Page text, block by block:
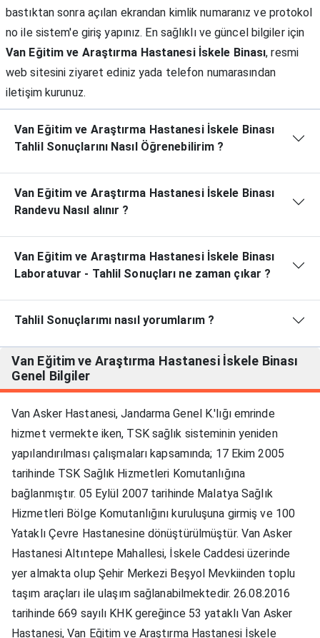
bastıktan sonra açılan ekrandan kimlik numaranız ve protokol
no ile sistem'e giriş yapınız. En sağlıklı ve güncel bilgiler için
Van Eğitim ve Araştırma Hastanesi İskele Binası, resmi
web sitesini ziyaret ediniz yada telefon numarasından
iletişim kurunuz.
Van Eğitim ve Araştırma Hastanesi İskele Binası
Tahlil Sonuçlarını Nasıl Öğrenebilirim ?
Van Eğitim ve Araştırma Hastanesi İskele Binası
Randevu Nasıl alınır ?
Van Eğitim ve Araştırma Hastanesi İskele Binası
Laboratuvar - Tahlil Sonuçları ne zaman çıkar ?
Tahlil Sonuçlarımı nasıl yorumlarım ?
Van Eğitim ve Araştırma Hastanesi İskele Binası
Genel Bilgiler
Van Asker Hastanesi, Jandarma Genel K.'lığı emrinde
hizmet vermekte iken, TSK sağlık sisteminin yeniden
yapılandırılması çalışmaları kapsamında; 17 Ekim 2005
tarihinde TSK Sağlık Hizmetleri Komutanlığına
bağlanmıştır. 05 Eylül 2007 tarihinde Malatya Sağlık
Hizmetleri Bölge Komutanlığını kuruluşuna girmiş ve 100
Yataklı Çevre Hastanesine dönüştürülmüştür. Van Asker
Hastanesi Altıntepe Mahallesi, İskele Caddesi üzerinde
yer almakta olup Şehir Merkezi Beşyol Mevkiinden toplu
taşım araçları ile ulaşım sağlanabilmektedir. 26.08.2016
tarihinde 669 sayılı KHK gereğince 53 yataklı Van Asker
Hastanesi, Van Eğitim ve Araştırma Hastanesi İskele